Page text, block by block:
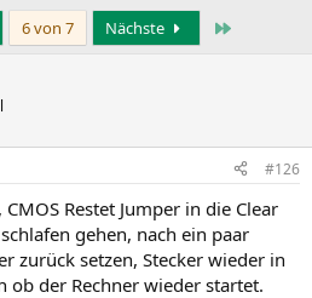
6 von 7 Nächste
#126
Restet Jumper in die Clear
gehen, nach ein paar
zurück setzen, Stecker wieder in
ob der Rechner wieder startet.